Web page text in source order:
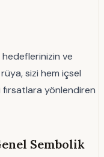
ve
sizi hem içsel
yönlendiren
Sembolik